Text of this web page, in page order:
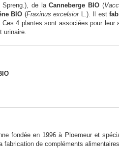
de laCanneberge BIO (
BIO (Fraxinus excelsiorL.). Il est
. Ces 4 plantes sont associées pour leur
urinaire.
fondée en 1996 à Ploemeur et
fabrication de compléments alimentaires.